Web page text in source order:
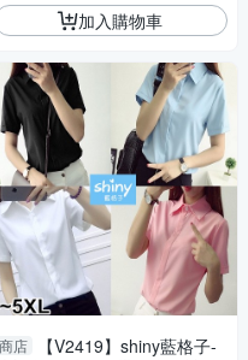
加入購物車
商店
【V2419】shiny藍格子-